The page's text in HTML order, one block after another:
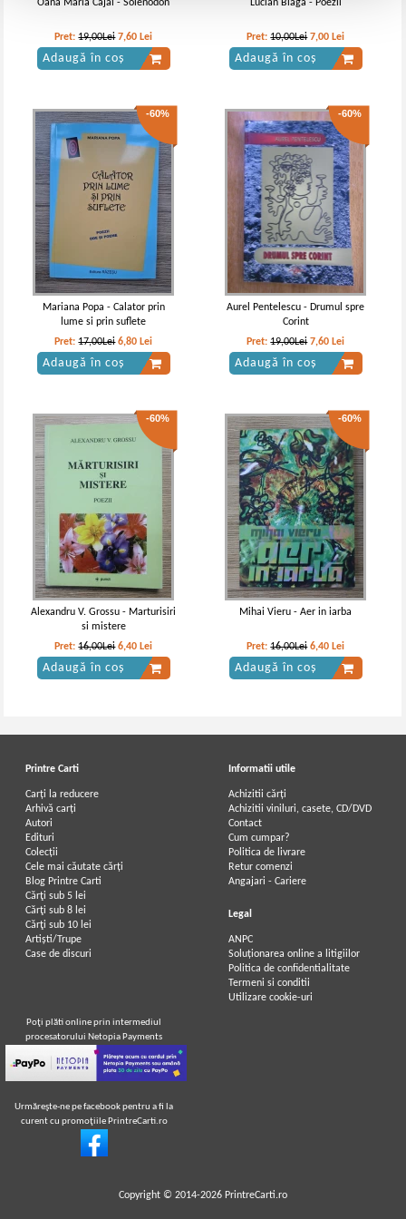
Oana Maria Cajal - Solenodon
Pret:19,00Lei 7,60 Lei
Adaugă în coș
Lucian Blaga - Poezii
Pret:10,00Lei 7,00 Lei
Adaugă în coș
-60%
Mariana Popa - Calator prin
lume si prin suflete
Pret:17,00Lei 6,80 Lei
Adaugă în coș
-60%
Aurel Pentelescu - Drumul spre
Corint
Pret:19,00Lei 7,60 Lei
Adaugă în coș
-60%
Alexandru V. Grossu - Marturisiri
si mistere
Pret:16,00Lei 6,40 Lei
Adaugă în coș
-60%
Mihai Vieru - Aer in iarba
Pret:16,00Lei 6,40 Lei
Adaugă în coș
Printre Carti
Carți la reducere
Arhivă carți
Autori
Edituri
Colecții
Cele mai căutate cărți
Blog Printre Carti
Cărţi sub 5 lei
Cărţi sub 8 lei
Cărţi sub 10 lei
Artiști/Trupe
Case de discuri
Informatii utile
Achizitii cărți
Achizitii viniluri, casete, CD/DVD
Contact
Cum cumpar?
Politica de livrare
Retur comenzi
Angajari - Cariere
Legal
ANPC
Soluționarea online a litigiilor
Politica de confidentialitate
Termeni si conditii
Utilizare cookie-uri
Poţi plăti online prin intermediul
procesatorului Netopia Payments
Urmăreşte-ne pe facebook pentru a fi la
curent cu promoţiile PrintreCarti.ro
Copyright © 2014-2026 PrintreCarti.ro